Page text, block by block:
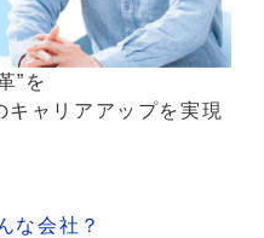
”を
ャリアアップを実現
な会社？